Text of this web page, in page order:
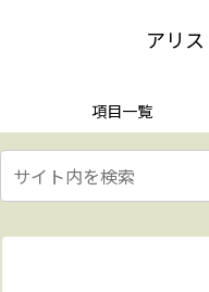
アリ
項目一覧